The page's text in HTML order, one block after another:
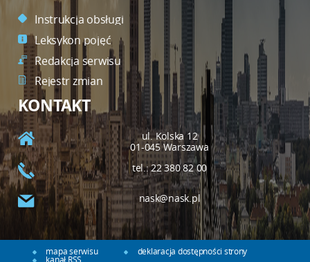
Instrukcja obsługi
Leksykon pojęć
Redakcja serwisu
Rejestr zmian
KONTAKT
ul. Kolska 12
01-045 Warszawa
tel.: 22 380 82 00
nask@nask.pl
mapa serwisu
deklaracja dostępności strony
kanał RSS